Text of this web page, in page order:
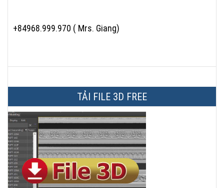
+84968.999.970 ( Mrs. Giang)
TẢI FILE 3D FREE